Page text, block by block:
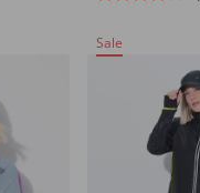
Sale